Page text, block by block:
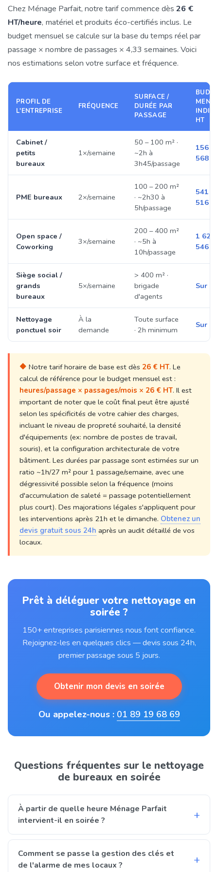
Chez Ménage Parfait, notre tarif commence dès 26 €
HT/heure, matériel et produits éco-certifiés inclus. Le
budget mensuel se calcule sur la base du temps réel par
passage × nombre de passages × 4,33 semaines. Voici
nos estimations selon votre surface et fréquence.
PROFIL DE
L'ENTREPRISE
FRÉQUENCE
SURFACE /
DURÉE PAR
PASSAGE
HT
Cabinet /
petits
bureaux
1×/semaine
50 – 100 m² ·
~2h à
3h45/passage
156 –
568 €
PME bureaux 2×/semaine
100 – 200 m²
· ~2h30 à
5h/passage
541 –
516 €
Open space /
Coworking
3×/semaine
200 – 400 m²
· ~5h à
10h/passage
1 624
546 €
Siège social /
grands
bureaux
5×/semaine
> 400 m² ·
brigade
d'agents
Sur
Nettoyage
ponctuel soir
À la
demande
Toute surface
· 2h minimum
Sur
🔶 Notre tarif horaire de base est dès 26 € HT. Le
calcul de référence pour le budget mensuel est :
heures/passage × passages/mois × 26 € HT. Il est
important de noter que le coût final peut être ajusté
selon les spécificités de votre cahier des charges,
incluant le niveau de propreté souhaité, la densité
d'équipements (ex: nombre de postes de travail,
souris), et la configuration architecturale de votre
bâtiment. Les durées par passage sont estimées sur un
ratio ~1h/27 m² pour 1 passage/semaine, avec une
dégressivité possible selon la fréquence (moins
d'accumulation de saleté = passage potentiellement
plus court). Des majorations légales s'appliquent pour
les interventions après 21h et le dimanche. Obtenez un
devis gratuit sous 24h après un audit détaillé de vos
locaux.
Prêt à déléguer votre nettoyage en
soirée ?
150+ entreprises parisiennes nous font confiance.
Rejoignez-les en quelques clics — devis sous 24h,
premier passage sous 5 jours.
Obtenir mon devis en soirée
Ou appelez-nous : 01 89 19 68 69
Questions fréquentes sur le nettoyage
de bureaux en soirée
À partir de quelle heure Ménage Parfait
intervient-il en soirée ?
Nos agents peuvent intervenir dès 18h et jusqu'à 22h
selon votre site. Pour les locaux où certains
collaborateurs restent jusqu'à 19h ou 20h, nous
Comment se passe la gestion des clés et
de l'alarme de mes locaux ?